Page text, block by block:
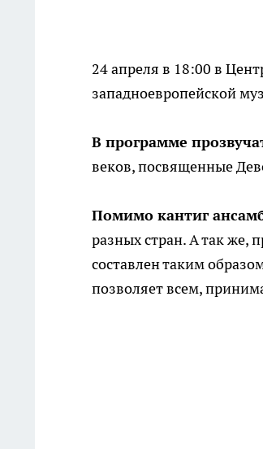
24 апреля в 18:00 в
западноевропейской
В программе
веков, посвященные
Помимо кантиг
разных стран. А так же,
составлен таким
позволяет всем,